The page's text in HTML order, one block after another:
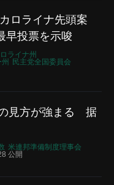
ロライナ先頭案
早投票を示唆
ライナ州
民主党全国委員会
見方が強まる 据
米連邦準備制度理事会
公開